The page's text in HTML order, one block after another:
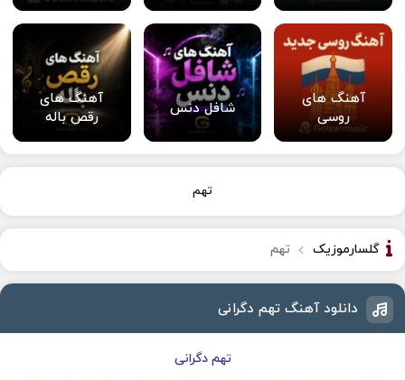
آهنگ های
روسی
شافل دنس
آهنگ های
رقص باله
تهم
گلسارموزیک تهم
دانلود آهنگ تهم دگرانی
تهم دگرانی